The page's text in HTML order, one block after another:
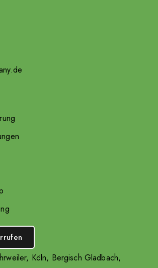
, Köln, Bergisch Gladbach,